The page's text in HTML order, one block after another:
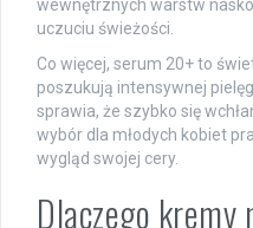
wewnętrznych warstw
uczuciu świeżości.
Co więcej, serum 20+ to
poszukują intensywnej
sprawia, że szybko się
wybór dla młodych kobiet
wygląd swojej cery.
Dlaczego kremy